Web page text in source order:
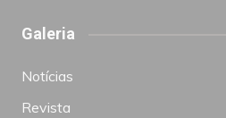
Galeria
Notícias
Revista